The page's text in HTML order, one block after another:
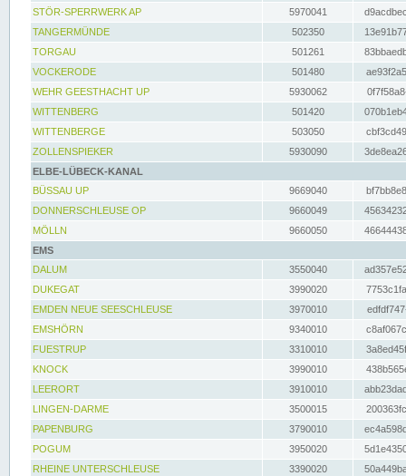
STÖR-SPERRWERK AP 5970041
TANGERMÜNDE
502350
TORGAU
501261
VOCKERODE
501480
WEHR GEESTHACHT UP
5930062
WITTENBERG
501420
WITTENBERGE
503050
ZOLLENSPIEKER
5930090
ELBE-LÜBECK-KANAL
BÜSSAU UP
9669040
DONNERSCHLEUSE OP
9660049
MÖLLN
9660050
EMS
DALUM
3550040
DUKEGAT
3990020
EMDEN NEUE SEESCHLEUSE
3970010
EMSHÖRN
9340010
FUESTRUP
3310010
KNOCK
3990010
LEERORT
3910010
LINGEN-DARME
3500015
PAPENBURG
3790010
POGUM
3950020
RHEINE UNTERSCHLEUSE
3390020